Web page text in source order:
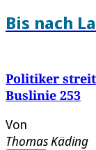
Bis nach
Politiker
Buslinie 253
Von
Thomas Käding